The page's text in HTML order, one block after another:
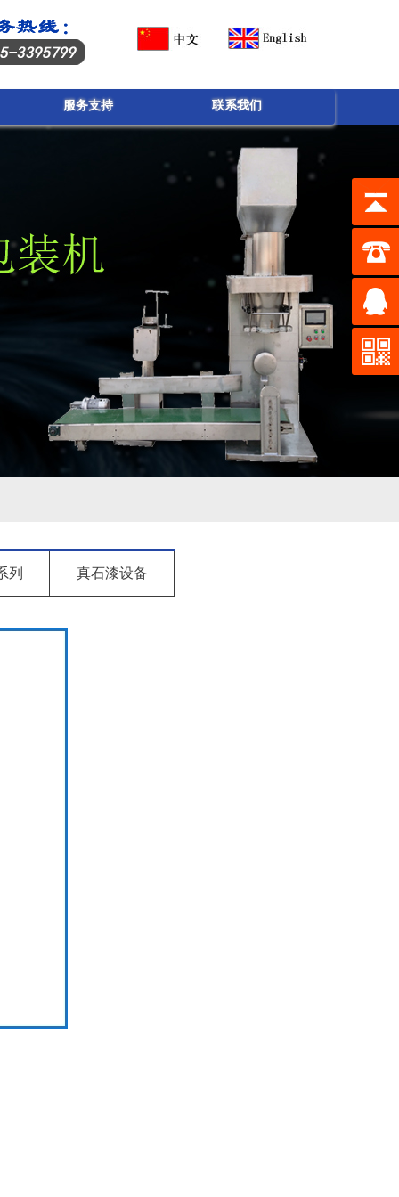
服务支持 联系我们
列 真石漆设备